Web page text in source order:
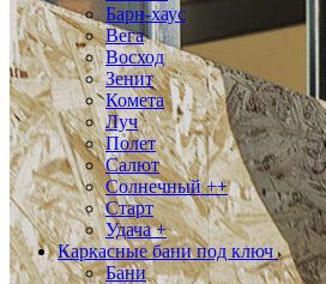
Барн-хаус
Вега
Восход
Зенит
Комета
Луч
Полет
Салют
Солнечный ++
Старт
Удача +
Каркасные бани под ключ
Бани